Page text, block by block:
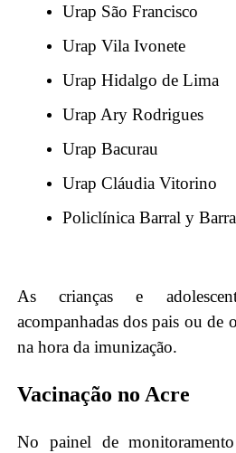
Urap São Francisco
Urap Vila Ivonete
Urap Hidalgo de Lima
Urap Ary Rodrigues
Urap Bacurau
Urap Cláudia Vitorino
Policlínica Barral y
As crianças e
acompanhadas dos pais ou de
na hora da imunização.
Vacinação no Acre
No painel de